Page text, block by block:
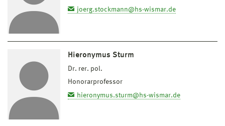
joerg.stockmann@hs-wismar.de
Hieronymus Sturm
Dr. rer. pol.
Honorarprofessor
hieronymus.sturm@hs-wismar.de